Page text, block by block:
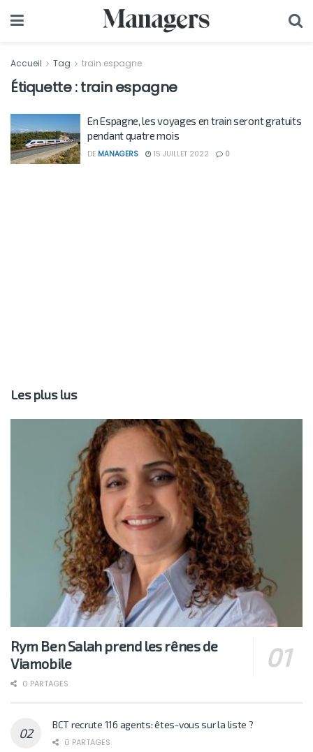
Accueil Tag train espagne
Étiquette :train espagne
En Espagne, les voyages en train seront gratuits
pendant quatre mois
DE MANAGERS 15 JUILLET 2022 0
Les plus lus
Rym Ben Salah prend les rênes de
Viamobile
0 PARTAGES
BCT recrute 116 agents: êtes-vous sur la liste ?
0 PARTAGES